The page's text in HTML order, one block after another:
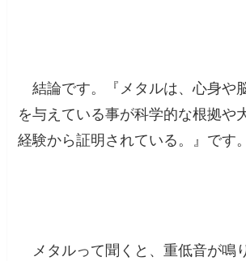
結論です。『 メタルは、心身や
を与えている事が科学的な根拠や
経験から証明されている。 』です。
メタルって聞くと、重低音が鳴